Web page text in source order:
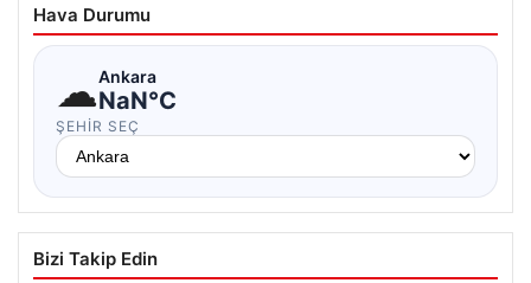
Hava Durumu
☁Ankara
NaN°C
ŞEHIR SEÇ
Bizi Takip Edin